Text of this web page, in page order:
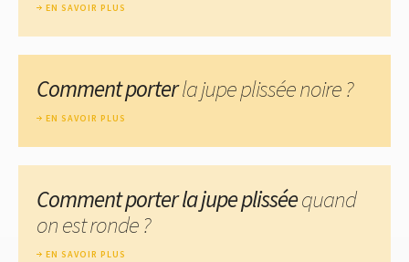
EN SAVOIR PLUS
Comment porterla jupe plissée noire ?
EN SAVOIR PLUS
Comment porter la jupe plisséequand
on est ronde ?
EN SAVOIR PLUS